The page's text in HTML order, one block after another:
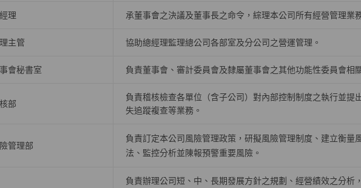
理 承董事會之決議及董事長之命令，綜理本公司所有經營管理業
主管 協助總經理監理總公司各部室及分公司之營運管理。
會秘書室 負責董事會、審計委員會及隸屬董事會之其他功能性委員會相
部
負責稽核檢查各單位（含子公司）對內部控制制度之執行並提
失追蹤複查等業務。
管理部
負責訂定本公司風險管理政策，研擬風險管理制度、建立衡量
法、監控分析並陳報預警重要風險。
負責辦理公司短、中、長期發展方針之規劃、經營績效之分析